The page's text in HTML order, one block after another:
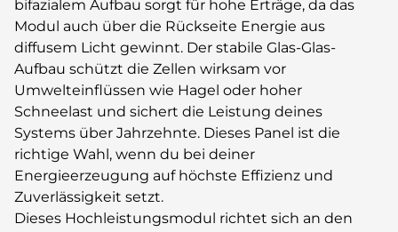
bifazialem Aufbau sorgt für hohe Erträge, da das
Modul auch über die Rückseite Energie aus
diffusem Licht gewinnt. Der stabile Glas-Glas-
Aufbau schützt die Zellen wirksam vor
Umwelteinflüssen wie Hagel oder hoher
Schneelast und sichert die Leistung deines
Systems über Jahrzehnte. Dieses Panel ist die
richtige Wahl, wenn du bei deiner
Energieerzeugung auf höchste Effizienz und
Zuverlässigkeit setzt.
Dieses Hochleistungsmodul richtet sich an den